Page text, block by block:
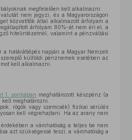
megfelelően kell alkalmazni.
nem jegyzi, és a Magyarországon
közvetítők által alkalmazott árfolyam a
árfolyam 80%-át nem éri el, a
hitelintézetnél, valamint a pénzváltási
a határátlépés napján a Magyar Nemzeti
külföldi pénznemek esetében az
kell alkalmazni.
1. pontjában meghatározott készpénz (a
meghatározni.
rögök vagy szemcsék) fizikai sérülés
kell végrehajtani. Ha az arany nem
a vámhatóság a teljes be nem
azt szükségessé teszi, a vámhatóság a